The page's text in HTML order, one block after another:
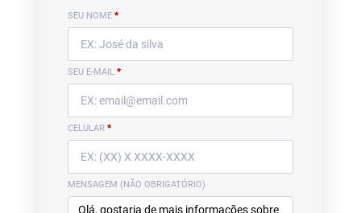
SEU NOME *
SEU E-MAIL *
CELULAR *
MENSAGEM (NÃO OBRIGATÓRIO)